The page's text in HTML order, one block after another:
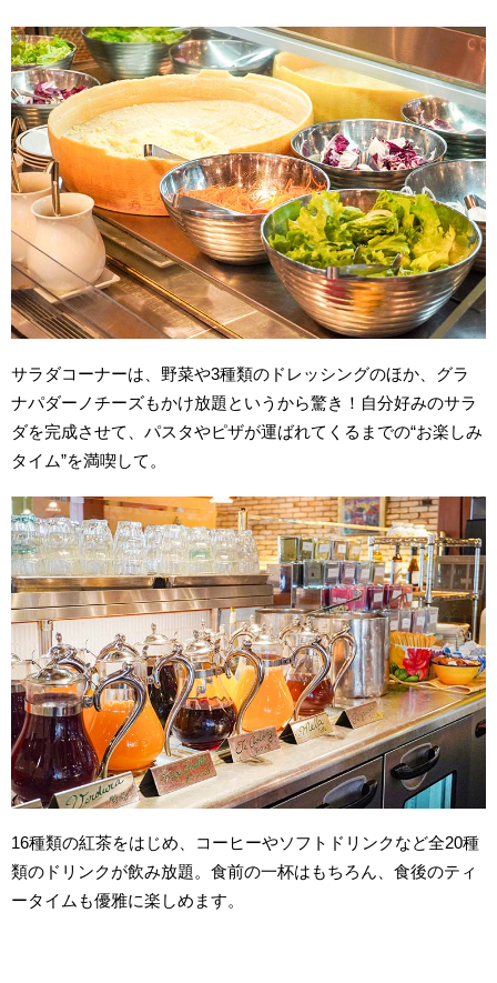
サラダコーナーは、野菜や3種類のドレッシングのほか、グラ
ナパダーノチーズもかけ放題というから驚き！自分好みのサラ
ダを完成させて、パスタやピザが運ばれてくるまでの“お楽しみ
タイム”を満喫して。
16種類の紅茶をはじめ、コーヒーやソフトドリンクなど全20種
類のドリンクが飲み放題。食前の一杯はもちろん、食後のティ
ータイムも優雅に楽しめます。